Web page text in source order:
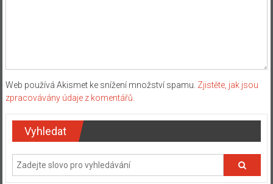
Web používá Akismet ke snížení množství spamu. Zjistěte, jak jsou
zpracovávány údaje z komentářů.
Vyhledat